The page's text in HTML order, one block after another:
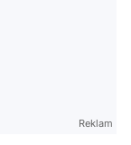
Reklam